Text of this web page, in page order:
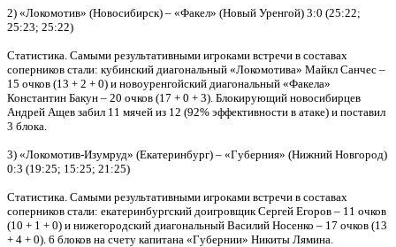
2) «Локомотив» (Новосибирск) – «Факел» (Новый Уренгой) 3:0 (25:22;
25:23; 25:22)
Статистика. Самыми результативными игроками встречи в составах
соперников стали: кубинский диагональный «Локомотива» Майкл Санчес –
15 очков (13 + 2 + 0) и новоуренгойский диагональный «Факела»
Константин Бакун – 20 очков (17 + 0 + 3). Блокирующий новосибирцев
Андрей Ащев забил 11 мячей из 12 (92% эффективности в атаке) и поставил
3 блока.
3) «Локомотив-Изумруд» (Екатеринбург) – «Губерния» (Нижний Новгород)
0:3 (19:25; 15:25; 21:25)
Статистика. Самыми результативными игроками встречи в составах
соперников стали: екатеринбургский доигровщик Сергей Егоров – 11 очков
(10 + 1 + 0) и нижегородский диагональный Василий Носенко – 17 очков (13
+ 4 + 0). 6 блоков на счету капитана «Губернии» Никиты Лямина.